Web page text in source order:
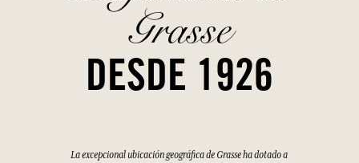
Grasse
DESDE 1926
La excepcional ubicación geográfica de Grasse ha dotado a